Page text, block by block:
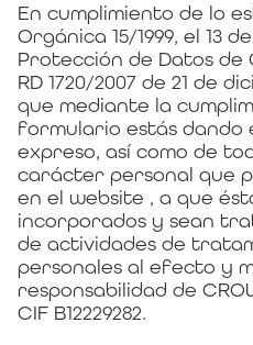
En cumplimiento de lo
Orgánica 15/1999, el 13
Protección de Datos
RD 1720/2007 de 21 de
que mediante la
formulario estás dando
expreso, así como de
carácter personal que
en el website , a que
incorporados y sean
de actividades de
personales al efecto y
responsabilidad de
CIF B12229282.